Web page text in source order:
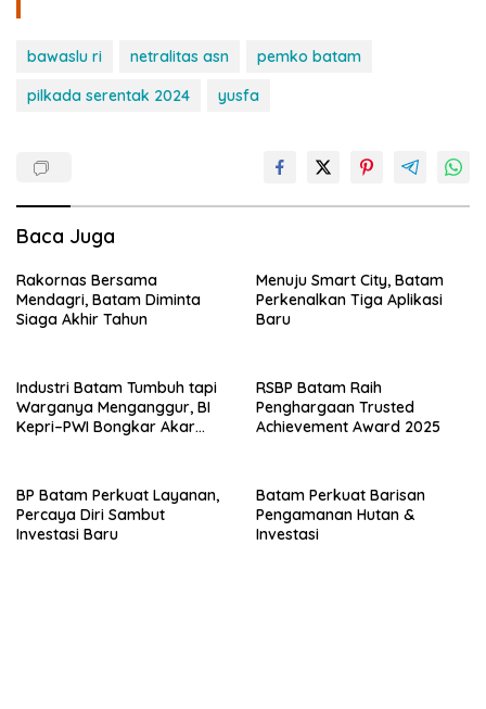
bawaslu ri netralitas asn
pemko batam
pilkada serentak 2024
yusfa
Baca Juga
Rakornas Bersama
Mendagri, Batam Diminta
Siaga Akhir Tahun
Menuju Smart City, Batam
Perkenalkan Tiga Aplikasi
Baru
Industri Batam Tumbuh tapi
Warganya Menganggur, BI
Kepri–PWI Bongkar Akar
RSBP Batam Raih
Penghargaan Trusted
Achievement Award 2025
BP Batam Perkuat Layanan,
Percaya Diri Sambut
Investasi Baru
Batam Perkuat Barisan
Pengamanan Hutan &
Investasi